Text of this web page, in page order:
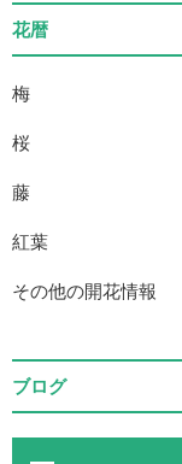
花暦
梅
桜
藤
紅葉
その他の開花情報
ブログ